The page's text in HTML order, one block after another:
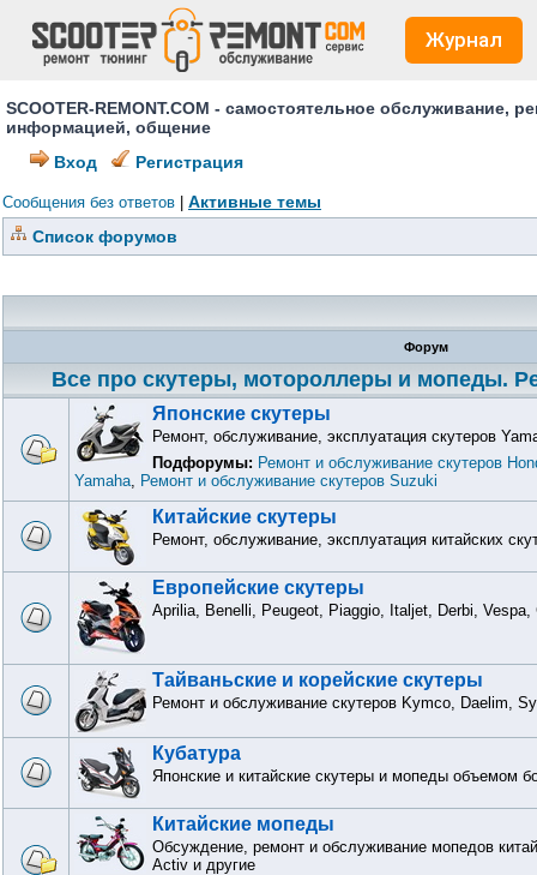
Журнал
SCOOTER-REMONT.COM - самостоятельное
информацией, общение
Вход
Регистрация
Сообщения без ответов
Активные темы
Список форумов
Форум
Все про скутеры, мотороллеры и мопеды.
Японские скутеры
Ремонт, обслуживание, эксплуатация скутеров
Подфорумы: Ремонт и обслуживание скутеров
Yamaha, Ремонт и обслуживание скутеров Suzuki
Китайские скутеры
Ремонт, обслуживание, эксплуатация китайских
Европейские скутеры
Aprilia, Benelli, Peugeot, Piaggio, Italjet, Derbi,
Тайваньские и корейские скутеры
Ремонт и обслуживание скутеров Kymco, Daelim,
Кубатура
Японские и китайские скутеры и мопеды объемом
Китайские мопеды
Обсуждение, ремонт и обслуживание мопедов
Activ и другие